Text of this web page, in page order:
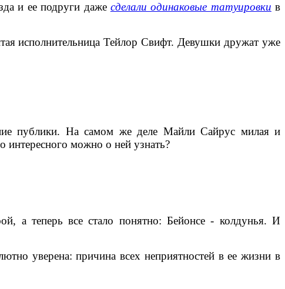
и ее подруги даже сделали одинаковые татуировки в
исполнительница Тейлор Свифт. Девушки дружат уже
публики. На самом же деле Майли Сайрус милая и
интересного можно о ней узнать?
а теперь все стало понятно: Бейонсе - колдунья. И
уверена: причина всех неприятностей в ее жизни в